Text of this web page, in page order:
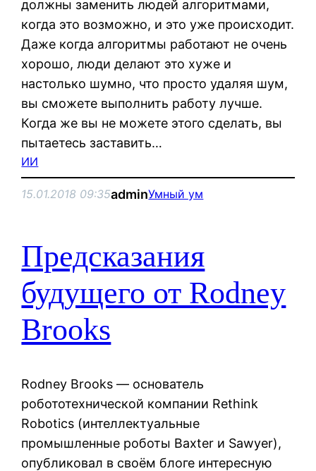
должны заменить людей алгоритмами,
когда это возможно, и это уже происходит.
Даже когда алгоритмы работают не очень
хорошо, люди делают это хуже и
настолько шумно, что просто удаляя шум,
вы сможете выполнить работу лучше.
Когда же вы не можете этого сделать, вы
пытаетесь заставить…
ИИ
15.01.2018 09:35adminУмный ум
Предсказания
будущего от Rodney
Brooks
Rodney Brooks — основатель
робототехнической компании Rethink
Robotics (интеллектуальные
промышленные роботы Baxter и Sawyer),
опубликовал в своём блоге интересную